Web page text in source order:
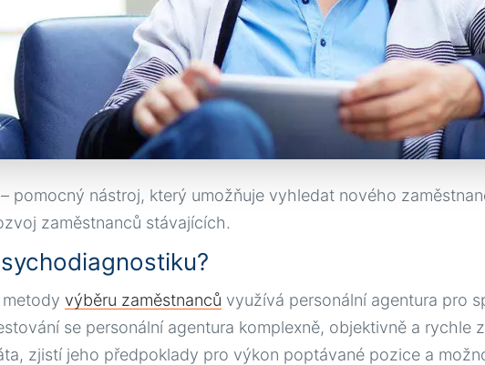
– pomocný nástroj, který umožňuje vyhledat nového
zaměstnanců stávajících.
výběru zaměstnanců využívá personální agentura pro
se personální agentura komplexně, objektivně a rychle
zjistí jeho předpoklady pro výkon poptávané pozice a